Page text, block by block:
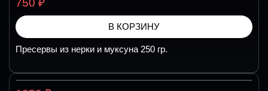
750
В КОРЗИНУ
Пресервы из нерки и муксуна 250 гр.